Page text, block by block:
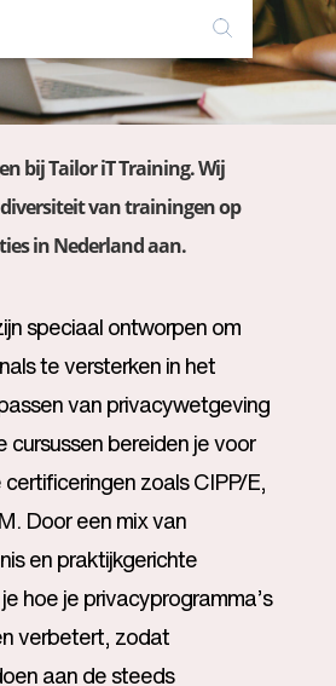
bij Tailor iT Training. Wij
van trainingen op
in Nederland aan.
speciaal ontworpen om
te versterken in het
van privacywetgeving
cursussen bereiden je voor
zoals CIPP/E,
Door een mix van
en praktijkgerichte
hoe je privacyprogramma’s
verbetert, zodat
aan de steeds